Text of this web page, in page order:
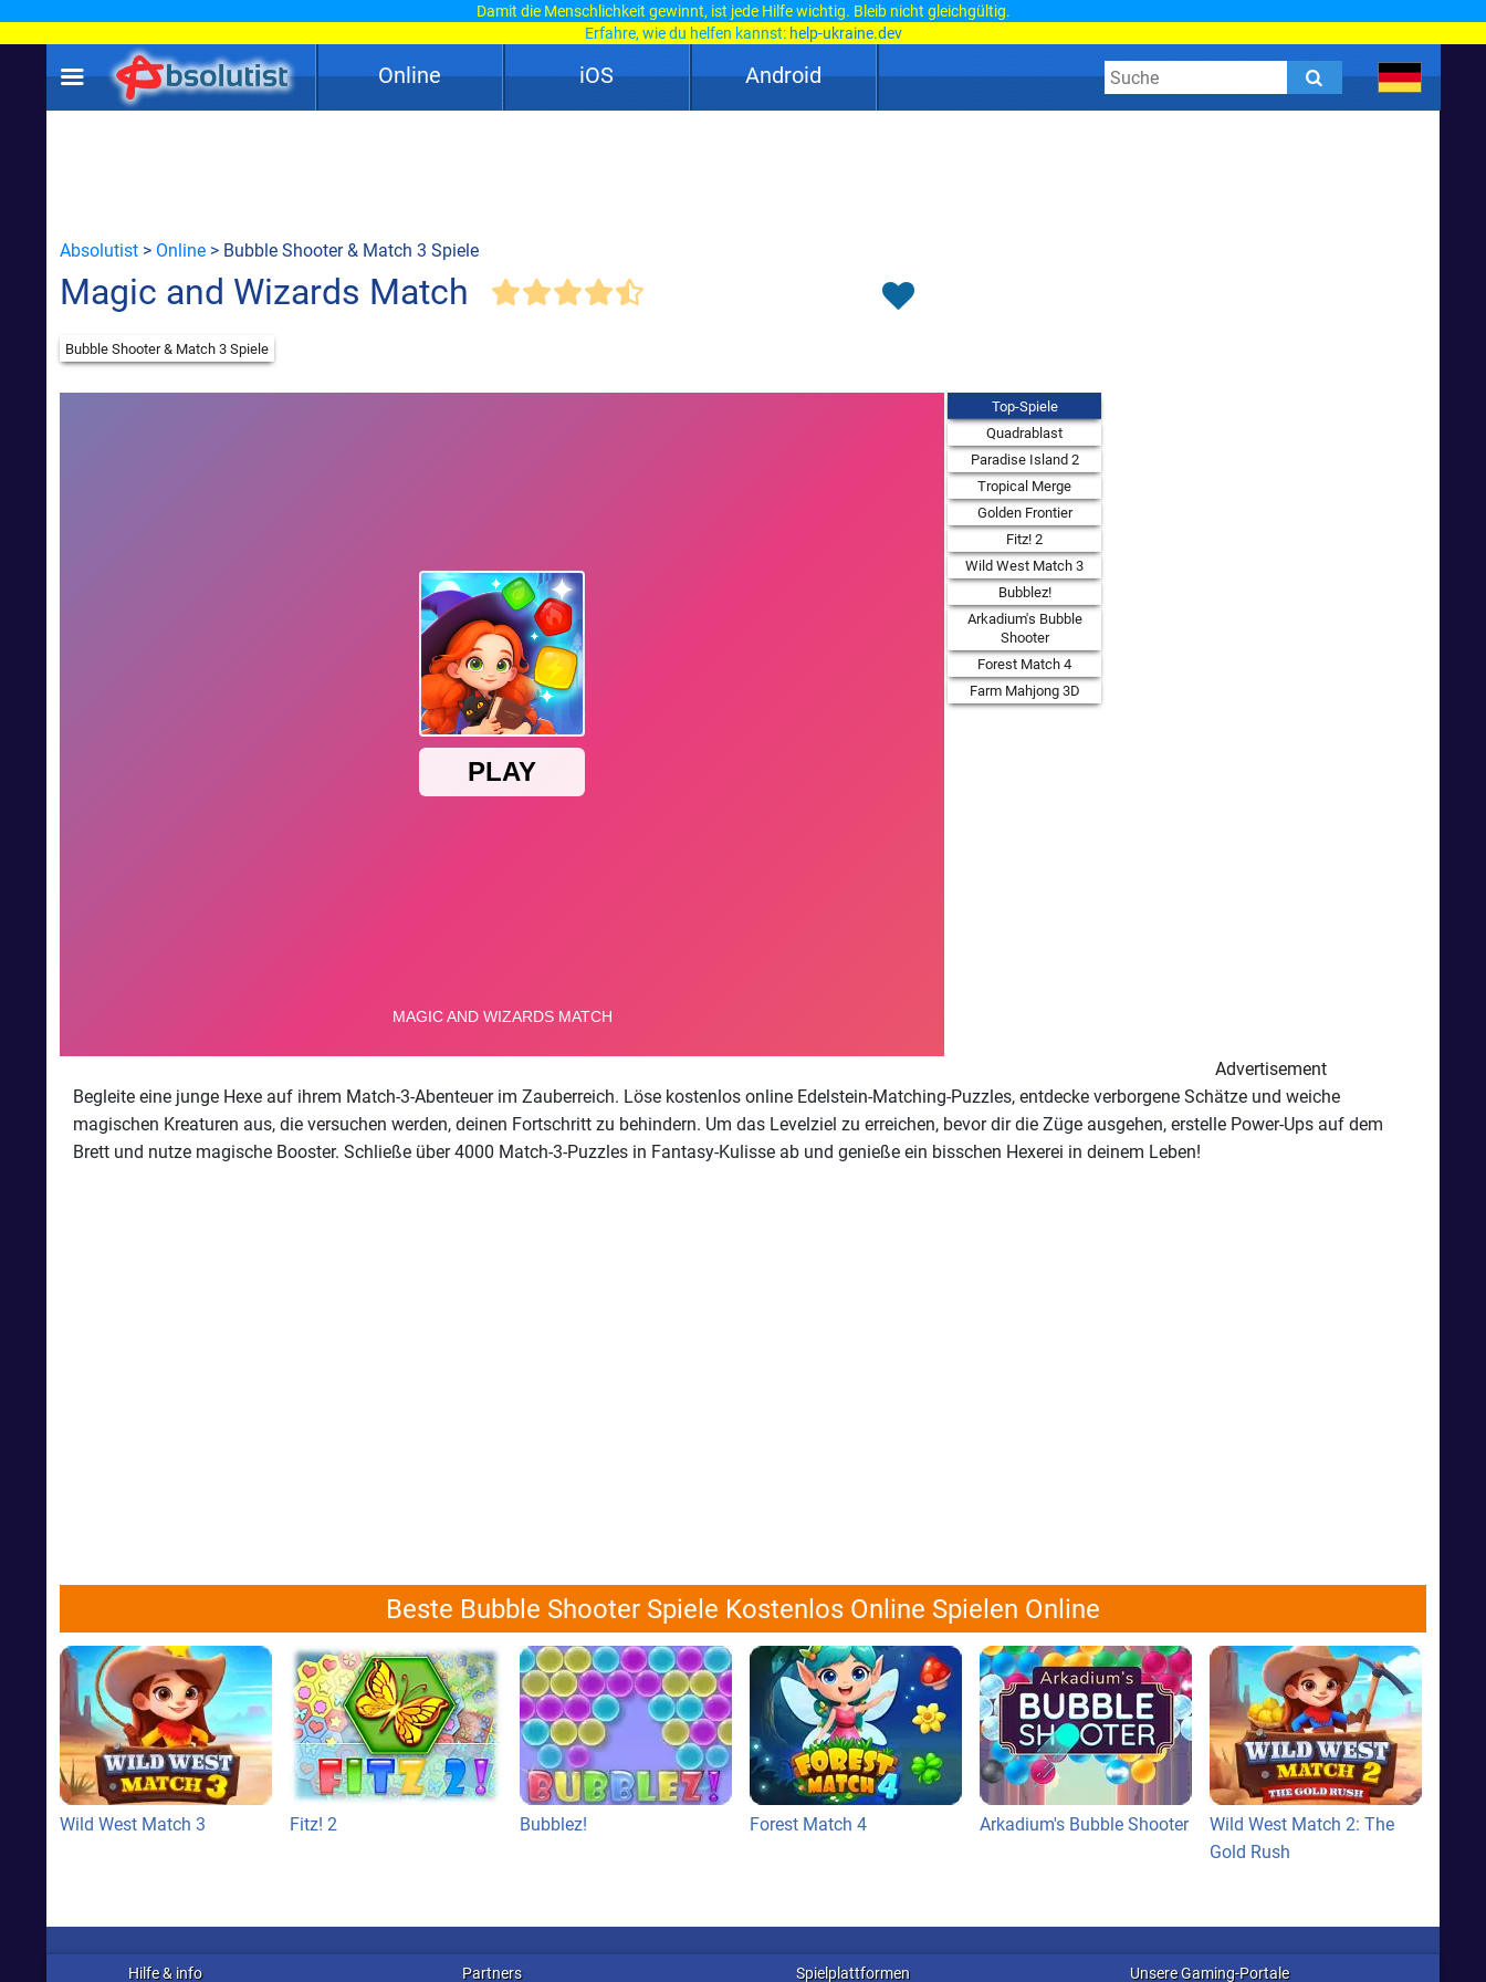
Damit die Menschlichkeit gewinnt, ist jede Hilfe wichtig. Bleib nicht gleichgültig.
Erfahre, wie du helfen kannst: help-ukraine.dev
Online iOS Android
Absolutist > Online > Bubble Shooter & Match 3 Spiele
Magic and Wizards Match
Bubble Shooter & Match 3 Spiele
Top-Spiele
Quadrablast
Paradise Island 2
Tropical Merge
Golden Frontier
Fitz! 2
Wild West Match 3
Bubblez!
Arkadium's Bubble
Shooter
Forest Match 4
Farm Mahjong 3D
Advertisement
Begleite eine junge Hexe auf ihrem Match-3-Abenteuer im Zauberreich. Löse kostenlos online Edelstein-Matching-Puzzles, entdecke verborgene Schätze und weiche
magischen Kreaturen aus, die versuchen werden, deinen Fortschritt zu behindern. Um das Levelziel zu erreichen, bevor dir die Züge ausgehen, erstelle Power-Ups auf dem
Brett und nutze magische Booster. Schließe über 4000 Match-3-Puzzles in Fantasy-Kulisse ab und genieße ein bisschen Hexerei in deinem Leben!
Beste Bubble Shooter Spiele Kostenlos Online Spielen Online
Wild West Match 3 Fitz! 2 Bubblez! Forest Match 4 Arkadium's Bubble Shooter
Wild West Match 2: The
Gold Rush
Hilfe & info Partners Spielplattformen Unsere Gaming-Portale